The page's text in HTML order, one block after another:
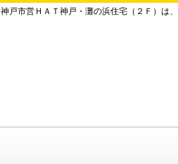
神戸市営ＨＡＴ神戸・灘の浜住宅（２Ｆ）は